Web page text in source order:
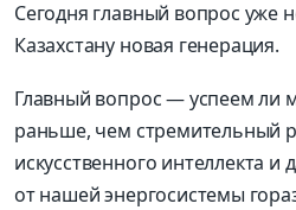
Сегодня главный вопрос уже
Казахстану новая генерация.
Главный вопрос — успеем ли
раньше, чем стремительный
искусственного интеллекта и
от нашей энергосистемы